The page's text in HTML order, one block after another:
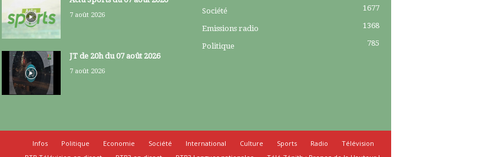
7 août 2026
JT de 20h du 07 août 2026
7 août 2026
Société 1677
Emissions radio 1368
Politique 785
Infos Politique Economie Société International Culture Sports Radio
Télévision